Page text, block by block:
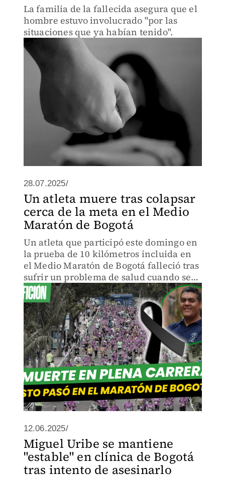
La familia de la fallecida asegura que el
hombre estuvo involucrado "por las
situaciones que ya habían tenido".
28.07.2025/
Un atleta muere tras colapsar
cerca de la meta en el Medio
Maratón de Bogotá
Un atleta que participó este domingo en
la prueba de 10 kilómetros incluida en
el Medio Maratón de Bogotá falleció tras
sufrir un problema de salud cuando se
encontraba a 200 metros de la meta,
según informaron fuentes oficiales.
12.06.2025/
Miguel Uribe se mantiene
"estable" en clínica de Bogotá
tras intento de asesinarlo